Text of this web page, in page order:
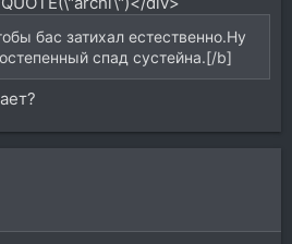
бас затихал естественно.Ну
спад сустейна.[/b]